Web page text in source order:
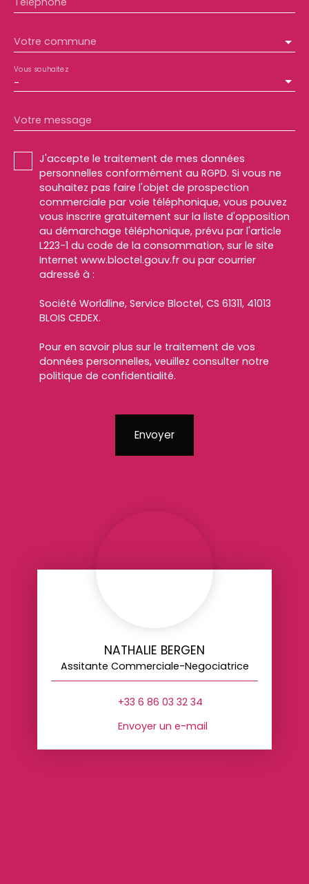
Votre commune
-
Vous souhaitez
Votre message
J'accepte le traitement de mes données
personnelles conformément au RGPD. Si vous ne
souhaitez pas faire l'objet de prospection
commerciale par voie téléphonique, vous pouvez
vous inscrire gratuitement sur la liste d'opposition
au démarchage téléphonique, prévu par l'article
L223-1 du code de la consommation, sur le site
Internet www.bloctel.gouv.fr ou par courrier
adressé à :
Société Worldline, Service Bloctel, CS 61311, 41013
BLOIS CEDEX.
Pour en savoir plus sur le traitement de vos
données personnelles, veuillez consulter notre
politique de confidentialité.
Envoyer
NATHALIE BERGEN
Assitante Commerciale-Negociatrice
+33 6 86 03 32 34
Envoyer un e-mail